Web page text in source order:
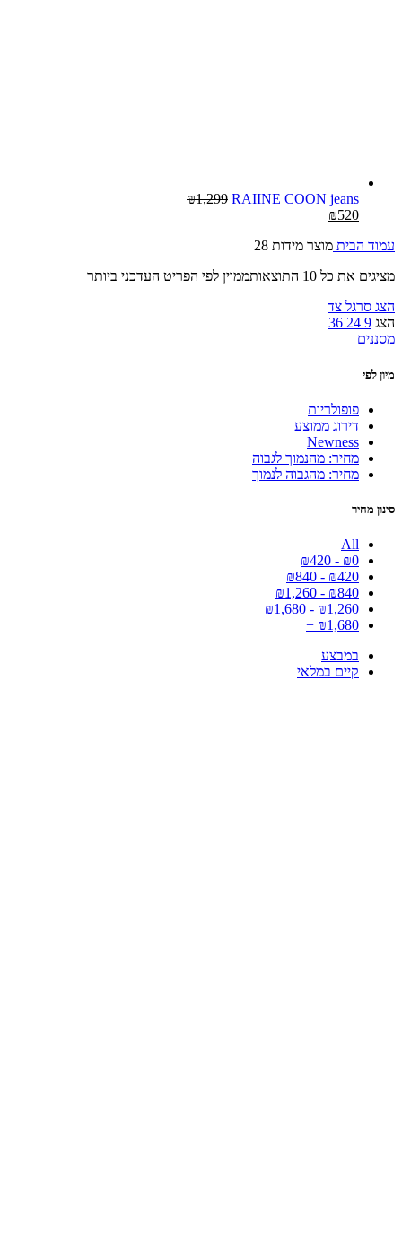
RAIINE COON jeans
₪1,299
₪520
עמוד הבית מוצר מידות 28
מציגים את כל ⁦10⁩ התוצאות
ממוין לפי הפריט העדכני ביותר
הצג סרגל צד
הצג 9
24
36
מסננים
מיון לפי
פופולריות
דירוג ממוצע
Newness
מחיר: מהנמוך לגבוה
מחיר: מהגבוה לנמוך
סינון מחיר
All
₪0
-
₪420
₪420
-
₪840
₪840
-
₪1,260
₪1,260
-
₪1,680
₪1,680
+
במבצע
קיים במלאי